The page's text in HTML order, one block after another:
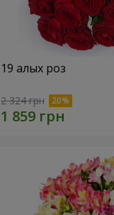
19 алых роз
2 324 грн